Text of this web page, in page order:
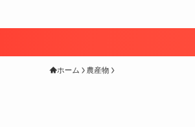
ホーム 農産物